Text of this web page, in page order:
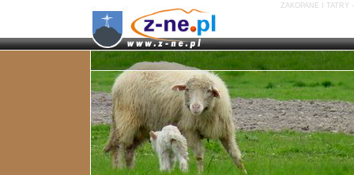
ZAKOPANE I TATRY